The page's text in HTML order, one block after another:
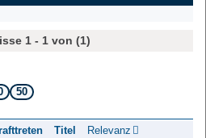
1 - 1 von (1)
50
Titel Relevanz